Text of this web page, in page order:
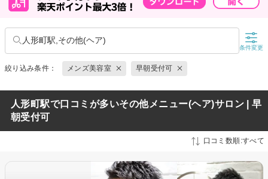
人形町駅,その他(ヘア)
条件変更
絞り込み条件： メンズ美容室 早朝受付可
人形町駅で口コミが多いその他メニュー(ヘア)サロン | 早
朝受付可
口コミ数順:すべて